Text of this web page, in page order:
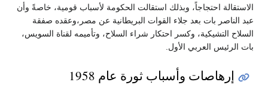
الاستقالة احتجاجاً، وبذلك استقالت الحكومة لأسباب قومية، خاصةً وأن
عبد الناصر بات بعد جلاء القوات البريطانية عن مصر،وعقده صفقة
السلاح التشيكية، وكسر احتكار شراء السلاح، وتأميمه لقناة السويس،
بات الرئيس العربي الأول.
إرهاصات وأسباب ثورة عام 1958